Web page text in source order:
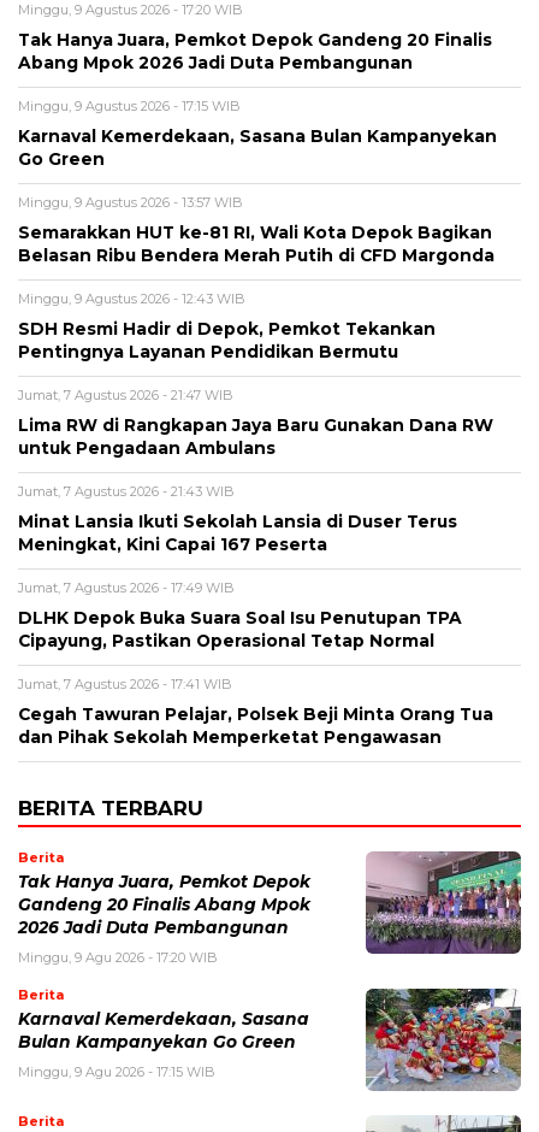
Minggu, 9 Agustus 2026 - 17:20 WIB
Tak Hanya Juara, Pemkot Depok Gandeng 20 Finalis
Abang Mpok 2026 Jadi Duta Pembangunan
Minggu, 9 Agustus 2026 - 17:15 WIB
Karnaval Kemerdekaan, Sasana Bulan Kampanyekan
Go Green
Minggu, 9 Agustus 2026 - 13:57 WIB
Semarakkan HUT ke-81 RI, Wali Kota Depok Bagikan
Belasan Ribu Bendera Merah Putih di CFD Margonda
Minggu, 9 Agustus 2026 - 12:43 WIB
SDH Resmi Hadir di Depok, Pemkot Tekankan
Pentingnya Layanan Pendidikan Bermutu
Jumat, 7 Agustus 2026 - 21:47 WIB
Lima RW di Rangkapan Jaya Baru Gunakan Dana RW
untuk Pengadaan Ambulans
Jumat, 7 Agustus 2026 - 21:43 WIB
Minat Lansia Ikuti Sekolah Lansia di Duser Terus
Meningkat, Kini Capai 167 Peserta
Jumat, 7 Agustus 2026 - 17:49 WIB
DLHK Depok Buka Suara Soal Isu Penutupan TPA
Cipayung, Pastikan Operasional Tetap Normal
Jumat, 7 Agustus 2026 - 17:41 WIB
Cegah Tawuran Pelajar, Polsek Beji Minta Orang Tua
dan Pihak Sekolah Memperketat Pengawasan
BERITA TERBARU
Berita
Tak Hanya Juara, Pemkot Depok
Gandeng 20 Finalis Abang Mpok
2026 Jadi Duta Pembangunan
Minggu, 9 Agu 2026 - 17:20 WIB
Berita
Karnaval Kemerdekaan, Sasana
Bulan Kampanyekan Go Green
Minggu, 9 Agu 2026 - 17:15 WIB
Berita